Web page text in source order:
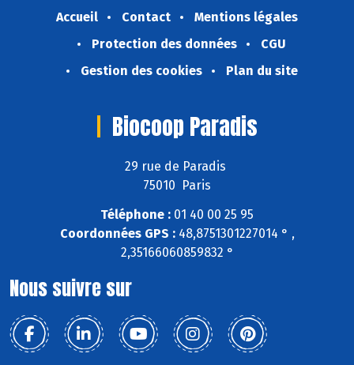
Accueil Contact
Mentions légales
Protection des données
CGU
Gestion des cookies
Plan du site
Biocoop Paradis
29 rue de Paradis
75010 Paris
Téléphone : 01 40 00 25 95
Coordonnées GPS :48,8751301227014 ° ,
2,35166060859832 °
Nous suivre sur